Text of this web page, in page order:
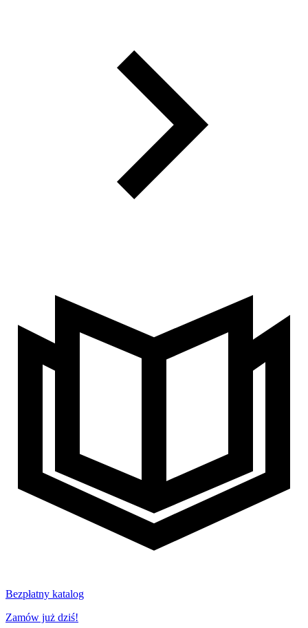
Bezpłatny katalog
Zamów już dziś!